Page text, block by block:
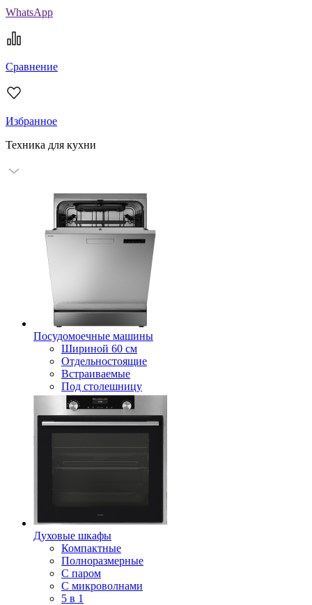
WhatsApp
Сравнение
Избранное
Техника для кухни
Посудомоечные машины
Шириной 60 см
Отдельностоящие
Встраиваемые
Под столешницу
Духовые шкафы
Компактные
Полноразмерные
С паром
С микроволнами
5 в 1